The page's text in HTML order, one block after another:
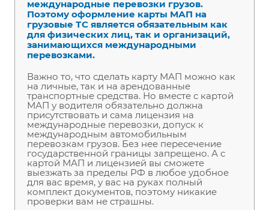
международные перевозки грузов.
Поэтому оформление карты МАП на
грузовые ТС является обязательным как
для физических лиц, так и организаций,
занимающихся международными
перевозками.
Важно то, что сделать карту МАП можно как
на личные, так и на арендованные
транспортные средства. Но вместе с картой
МАП у водителя обязательно должна
присутствовать и сама лицензия на
международные перевозки, допуск к
международным автомобильным
перевозкам грузов. Без нее пересечение
государственной границы запрещено. А с
картой МАП и лицензией вы сможете
выезжать за пределы РФ в любое удобное
для вас время, у вас на руках полный
комплект документов, поэтому никакие
проверки вам не страшны.